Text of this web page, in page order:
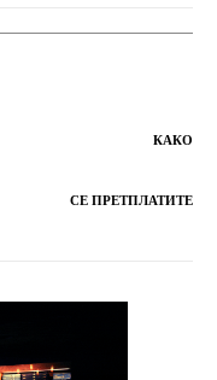
КАКО
СЕ ПРЕТПЛАТИТЕ